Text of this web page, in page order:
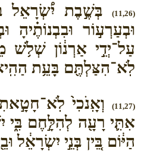
(11,26)
בְּשֶׁ֣בֶת יִ֠שְׂרָאֵל
וּבְעַרְע֣וֹר וּבִבְנוֹתֶ֗יהָ
עַל־יְדֵ֣י אַרְנ֔וֹן שְׁלֹ֥שׁ
לֹֽא־הִצַּלְתֶּ֖ם בָּעֵ֥ת
(11,27)
וְאָֽנֹכִי֙
אִתִּ֛י רָעָ֖ה לְהִלָּ֣חֶם בִּ֑י
הַיּ֔וֹם בֵּ֚ין בְּנֵ֣י יִשְׂרָאֵ֔ל